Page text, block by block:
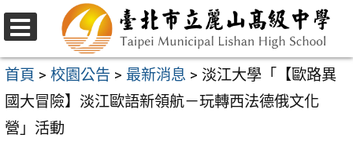
跳
至
主
要
內
選
單
首頁 > 校園公告 > 最新消息 > 淡江大學「【歐路異
國大冒險】淡江歐語新領航－玩轉西法德俄文化
營」活動